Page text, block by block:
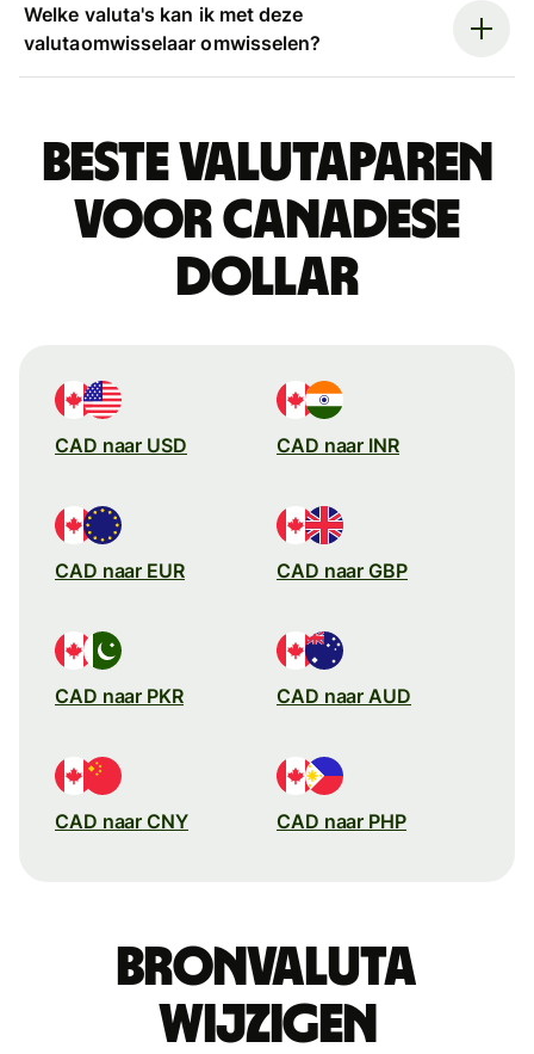
Welke valuta's kan ik met deze
valutaomwisselaar omwisselen?
Beste valutaparen
voor Canadese
dollar
CAD naar USD CAD naar INR
CAD naar EUR CAD naar GBP
CAD naar PKR CAD naar AUD
CAD naar CNY CAD naar PHP
Bronvaluta
wijzigen